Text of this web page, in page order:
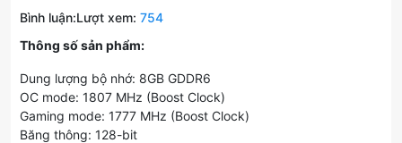
Bình luận:Lượt xem: 754
Thông số sản phẩm:
Dung lượng bộ nhớ: 8GB GDDR6
OC mode: 1807 MHz (Boost Clock)
Gaming mode: 1777 MHz (Boost Clock)
Băng thông: 128-bit